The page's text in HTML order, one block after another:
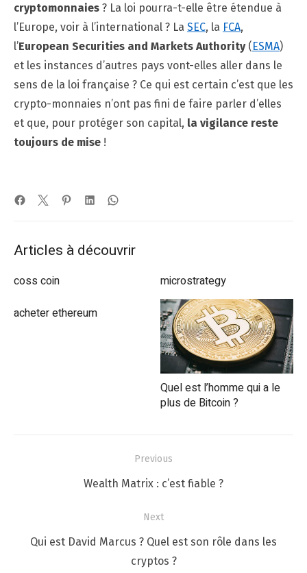
cryptomonnaies ? La loi pourra-t-elle être étendue à
l’Europe, voir à l’international ? La SEC, la FCA,
l’European Securities and Markets Authority(ESMA)
et les instances d’autres pays vont-elles aller dans le
sens de la loi française ? Ce qui est certain c’est que les
crypto-monnaies n’ont pas fini de faire parler d’elles
et que, pour protéger son capital, la vigilance reste
toujours de mise !
Articles à découvrir
coss coin
microstrategy
acheter ethereum
Quel est l’homme qui a le
plus de Bitcoin ?
Previous
Previous
Wealth Matrix : c’est fiable ?
Next
Next
Qui est David Marcus ? Quel est son rôle dans les
cryptos ?